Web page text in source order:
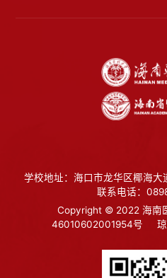
学校地址：海口市龙华区椰海大
联系电话：
Copyright © 2022 海南
46010602001954号